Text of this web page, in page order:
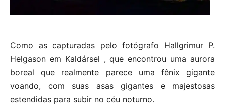
Como as capturadas pelo fotógrafo Hallgrimur P.
Helgason em Kaldársel , que encontrou uma aurora
boreal que realmente parece uma fênix gigante
voando, com suas asas gigantes e majestosas
estendidas para subir no céu noturno.